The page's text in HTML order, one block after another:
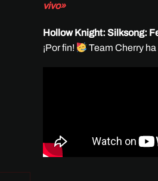
vivo»
Hollow Knight: Silksong:
¡Por fin!
Team Cherry